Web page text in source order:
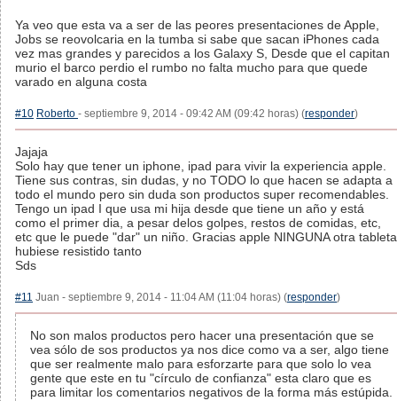
Ya veo que esta va a ser de las peores presentaciones de Apple,
Jobs se reovolcaria en la tumba si sabe que sacan iPhones cada
vez mas grandes y parecidos a los Galaxy S, Desde que el capitan
murio el barco perdio el rumbo no falta mucho para que quede
varado en alguna costa
#10 Roberto - septiembre 9, 2014 - 09:42 AM (09:42 horas) (responder)
Jajaja
Solo hay que tener un iphone, ipad para vivir la experiencia apple.
Tiene sus contras, sin dudas, y no TODO lo que hacen se adapta a
todo el mundo pero sin duda son productos super recomendables.
Tengo un ipad I que usa mi hija desde que tiene un año y está
como el primer dia, a pesar delos golpes, restos de comidas, etc,
etc que le puede "dar" un niño. Gracias apple NINGUNA otra tableta
hubiese resistido tanto
Sds
#11 Juan - septiembre 9, 2014 - 11:04 AM (11:04 horas) (responder)
No son malos productos pero hacer una presentación que se
vea sólo de sos productos ya nos dice como va a ser, algo tiene
que ser realmente malo para esforzarte para que solo lo vea
gente que este en tu "círculo de confianza" esta claro que es
para limitar los comentarios negativos de la forma más estúpida.